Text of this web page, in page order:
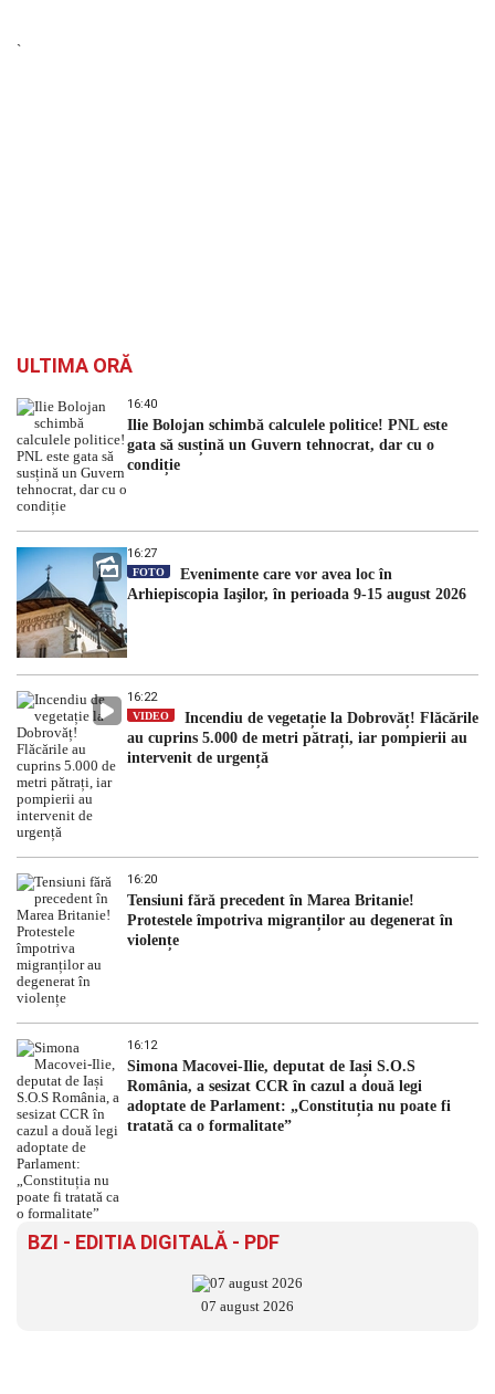
`
ULTIMA ORĂ
16:40
Ilie Bolojan schimbă calculele politice! PNL este
gata să susțină un Guvern tehnocrat, dar cu o
condiție
16:27
FOTO
Evenimente care vor avea loc în
Arhiepiscopia Iaşilor, în perioada 9-15 august 2026
16:22
VIDEO
Incendiu de vegetație la Dobrovăț! Flăcările
au cuprins 5.000 de metri pătrați, iar pompierii au
intervenit de urgență
16:20
Tensiuni fără precedent în Marea Britanie!
Protestele împotriva migranților au degenerat în
violențe
16:12
Simona Macovei-Ilie, deputat de Iași S.O.S
România, a sesizat CCR în cazul a două legi
adoptate de Parlament: „Constituția nu poate fi
tratată ca o formalitate”
BZI - EDITIA DIGITALĂ - PDF
07 august 2026